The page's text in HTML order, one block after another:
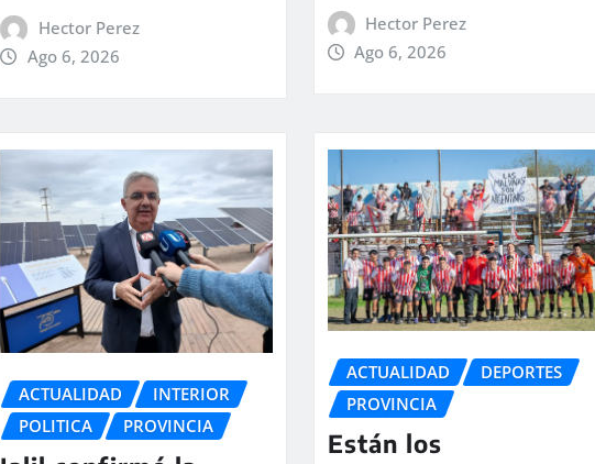
Hector Perez
Ago 6, 2026
Hector Perez
Ago 6, 2026
ACTUALIDAD
INTERIOR
POLITICA
PROVINCIA
ACTUALIDAD
DEPORTES
PROVINCIA
Están los